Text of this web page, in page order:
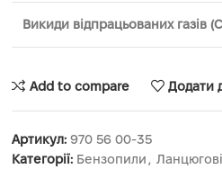
Викиди відпрацьованих газів
Add to compare Додати
Артикул: 970 56 00‑35
Категорії: Бензопили ,